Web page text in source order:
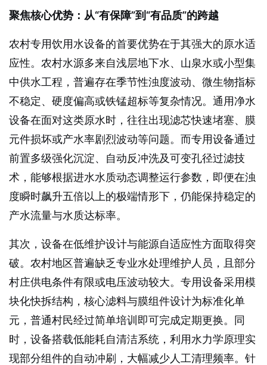
聚焦核心优势：从“有保障”到“有品质”的跨越
农村专用饮用水设备的首要优势在于其强大的原水适
应性。农村水源多来自浅层地下水、山泉水或小型集
中供水工程，普遍存在季节性浊度波动、微生物指标
不稳定、硬度偏高或铁锰超标等复杂情况。通用净水
设备在面对这类原水时，往往出现滤芯快速堵塞、膜
元件损坏或产水率剧烈波动等问题。而专用设备通过
前置多级强化沉淀、自动反冲洗及可变孔径过滤技
术，能够根据进水水质动态调整运行参数，即便在浊
度瞬时飙升五倍以上的极端情形下，仍能保持稳定的
产水流量与水质达标率。
其次，设备在低维护设计与能源自适应性方面取得突
破。农村地区普遍缺乏专业水处理维护人员，且部分
村庄供电条件有限或电压波动较大。专用设备采用模
块化快拆结构，核心滤料与膜组件设计为标准化单
元，普通村民经过简单培训即可完成定期更换。同
时，设备搭载低能耗自清洁系统，利用水力学原理实
现部分组件的自动冲刷，大幅减少人工清理频率。针